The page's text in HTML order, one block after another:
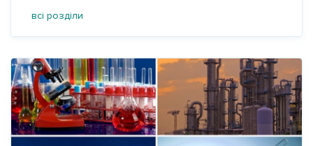
всі розділи